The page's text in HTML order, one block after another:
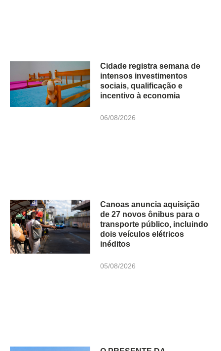
Cidade registra semana de
intensos investimentos
sociais, qualificação e
incentivo à economia
06/08/2026
Canoas anuncia aquisição
de 27 novos ônibus para o
transporte público, incluindo
dois veículos elétricos
inéditos
05/08/2026